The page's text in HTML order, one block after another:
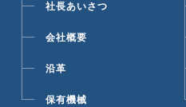
社長あいさつ
会社概要
沿革
保有機械